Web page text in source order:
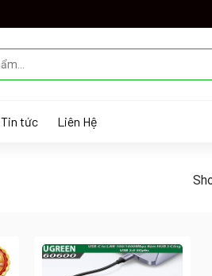
Tin tức Liên Hệ